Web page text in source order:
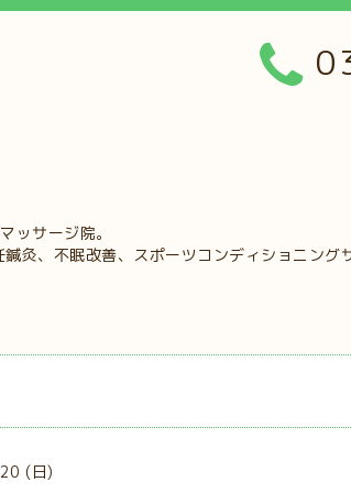
ッサージ院。
灸、不眠改善、スポーツコンディショニング
(日)